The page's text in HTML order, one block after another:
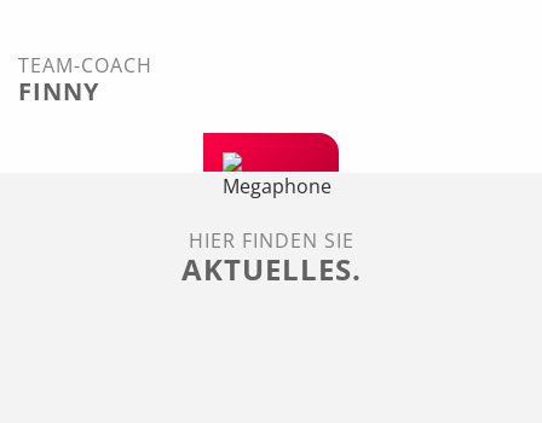
FINNY
TEAM-COACH
HIER FINDEN SIE
AKTUELLES.